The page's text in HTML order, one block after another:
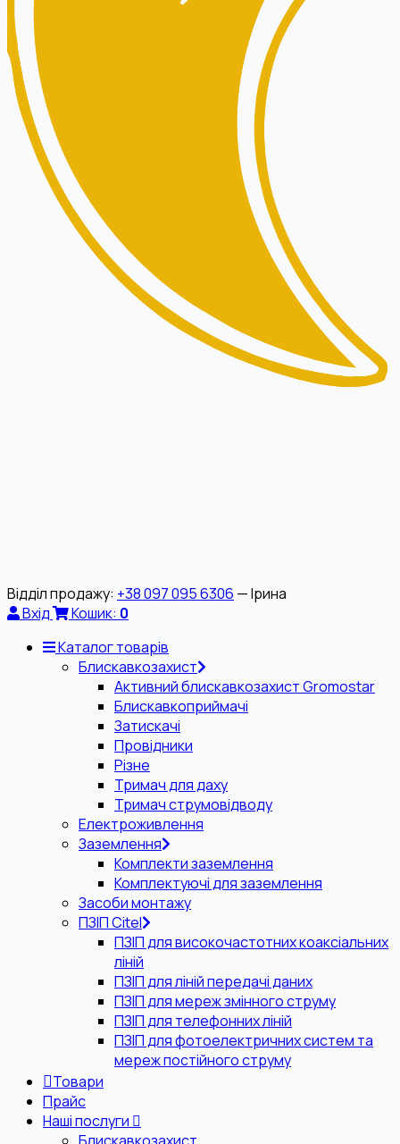
Відділ продажу: +38 097 095 6306 — Ірина
Вхід
Кошик: 0
Каталог товарів
Блискавкозахист
Активний блискавкозахист Gromostar
Блискавкоприймачі
Затискачі
Провідники
Різне
Тримач для даху
Тримач струмовідводу
Електроживлення
Заземлення
Комплекти заземлення
Комплектуючі для заземлення
Засоби монтажу
ПЗІП Citel
ПЗІП для високочастотних коаксіальних
ліній
ПЗІП для ліній передачі даних
ПЗІП для мереж змінного струму
ПЗІП для телефонних ліній
ПЗІП для фотоелектричних систем та
мереж постійного струму
Товари
Прайс
Наші послуги